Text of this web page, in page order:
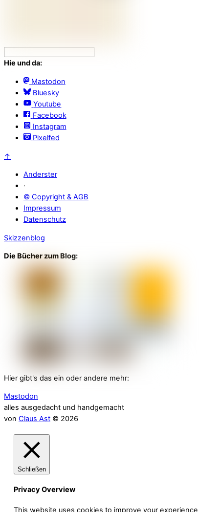
Hie und da:
Mastodon
Bluesky
Youtube
Facebook
Instagram
Pixelfed
↑
Anderster
·
© Copyright & AGB
Impressum
Datenschutz
Skizzenblog
Die Bücher zum Blog:
Hier gibt's das ein oder andere mehr:
Mastodon
alles ausgedacht und handgemacht
von Claus Ast © 2026
Schließen
Privacy Overview
This website uses cookies to improve your experience